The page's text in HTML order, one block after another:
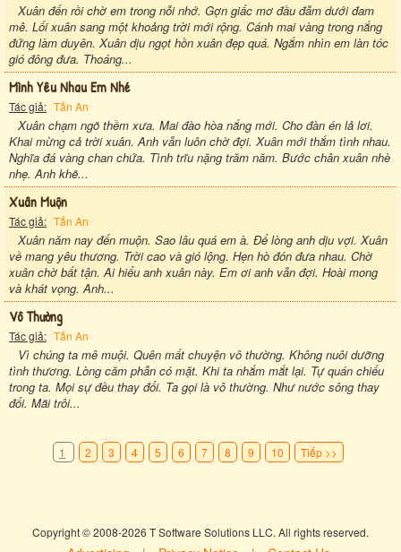
Xuân đến rồi chờ em trong nỗi nhớ. Gợn giấc mơ đầu đẫm dưới đam
mê. Lối xuân sang một khoảng trời mới rộng. Cánh mai vàng trong nắng
đứng làm duyên. Xuân dịu ngọt hồn xuân đẹp quá. Ngắm nhìn em làn tóc
gió đông đưa. Thoáng...
Mình Yêu Nhau Em Nhé
Tác giả: Tấn An
Xuân chạm ngõ thềm xưa. Mai đào hòa nắng mới. Cho đàn én lả lơi.
Khai mừng cả trời xuân. Anh vẫn luôn chờ đợi. Xuân mới thắm tình nhau.
Nghĩa đá vàng chan chứa. Tình trĩu nặng trăm năm. Bước chân xuân nhè
nhẹ. Anh khẽ...
Xuân Muộn
Tác giả: Tấn An
Xuân năm nay đến muộn. Sao lâu quá em à. Để lòng anh dịu vợi. Xuân
về mang yêu thương. Trời cao và gió lộng. Hẹn hò đón đưa nhau. Chờ
xuân chờ bất tận. Ai hiểu anh xuân này. Em ơi anh vẫn đợi. Hoài mong
và khát vọng. Anh...
Vô Thường
Tác giả: Tấn An
Vì chúng ta mê muội. Quên mất chuyện vô thường. Không nuôi dưỡng
tình thương. Lòng căm phẫn có mặt. Khi ta nhắm mắt lại. Tự quán chiếu
trong ta. Mọi sự đều thay đổi. Ta gọi là vô thường. Như nước sông thay
đổi. Mãi trôi...
1 2 3 4 5 6 7 8 9 10 Tiếp >>
Copyright © 2008-2026 T Software Solutions LLC. All rights reserved.